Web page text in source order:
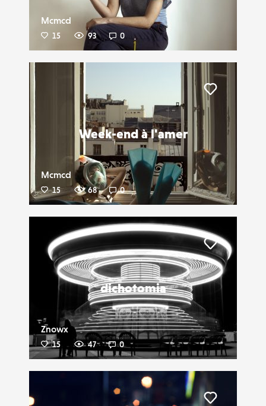
Mcmcd
15 93 0
Week-end à l'amer
Mcmcd
15 68 0
dichotomia
Znowx
15 47 0
Liker